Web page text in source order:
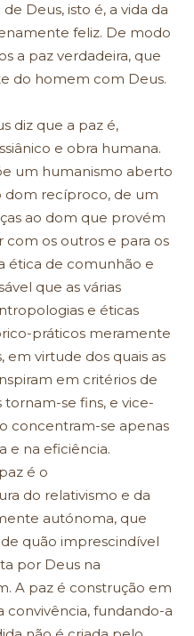
Deus, isto é, a vida da
feliz. De modo
a paz verdadeira, que
do homem com Deus.
diz que a paz é,
e obra humana.
um humanismo aberto
dom recíproco, de um
ao dom que provém
com os outros e para os
ética de comunhão e
que as várias
e éticas
práticos meramente
em virtude dos quais as
em critérios de
se fins, e vice-
concentram-se apenas
e na eficiência.
é o
do relativismo e da
autónoma, que
quão imprescindível
por Deus na
A paz é construção em
convivência, fundando-a